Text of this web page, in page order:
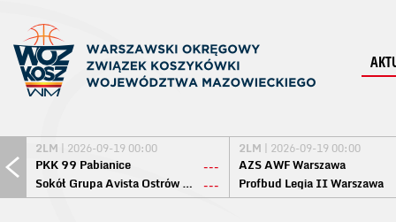
2LM | 2026-09-19 00:00
PKK 99 Pabianice
---
Sokół Grupa Avista Ostrów Maz. ---
2LM | 2026-09-19 00:00
AZS AWF Warszawa
Profbud Legia II Warszawa